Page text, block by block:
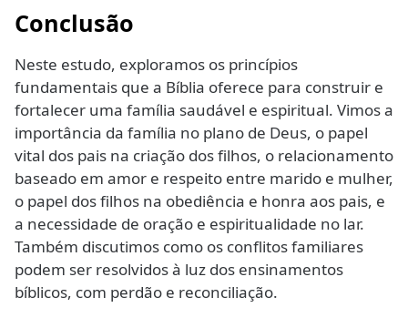
Conclusão
Neste estudo, exploramos os princípios
fundamentais que a Bíblia oferece para construir e
fortalecer uma família saudável e espiritual. Vimos a
importância da família no plano de Deus, o papel
vital dos pais na criação dos filhos, o relacionamento
baseado em amor e respeito entre marido e mulher,
o papel dos filhos na obediência e honra aos pais, e
a necessidade de oração e espiritualidade no lar.
Também discutimos como os conflitos familiares
podem ser resolvidos à luz dos ensinamentos
bíblicos, com perdão e reconciliação.